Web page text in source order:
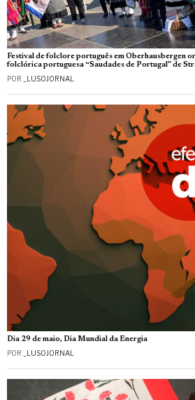
Festival de folclore português em Oberhausbergen
folclórica portuguesa “Saudades de Portugal” de
POR _LUSOJORNAL
Dia 29 de maio, Dia Mundial da Energia
POR _LUSOJORNAL